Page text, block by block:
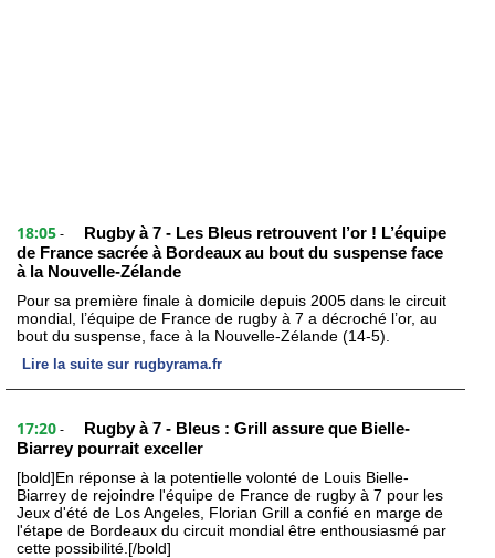
18:05 -
Rugby à 7 - Les Bleus retrouvent l’or ! L’équipe
de France sacrée à Bordeaux au bout du suspense face
à la Nouvelle-Zélande
Pour sa première finale à domicile depuis 2005 dans le circuit
mondial, l’équipe de France de rugby à 7 a décroché l’or, au
bout du suspense, face à la Nouvelle-Zélande (14-5).
Lire la suite sur rugbyrama.fr
17:20 -
Rugby à 7 - Bleus : Grill assure que Bielle-
Biarrey pourrait exceller
[bold]En réponse à la potentielle volonté de Louis Bielle-
Biarrey de rejoindre l'équipe de France de rugby à 7 pour les
Jeux d'été de Los Angeles, Florian Grill a confié en marge de
l'étape de Bordeaux du circuit mondial être enthousiasmé par
cette possibilité.[/bold]